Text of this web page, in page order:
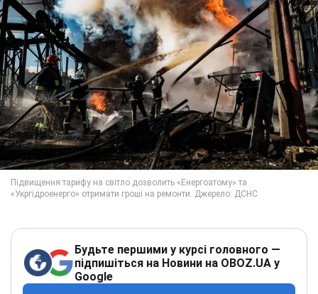
Будьте першими у курсі головного —
підпишіться на Новини на OBOZ.UA у
Google